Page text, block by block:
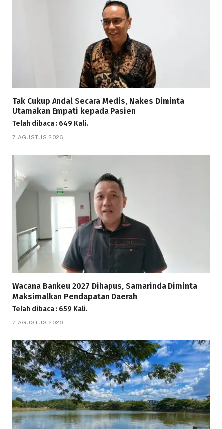
Tak Cukup Andal Secara Medis, Nakes Diminta
Utamakan Empati kepada Pasien
Telah dibaca : 649 Kali.
7 AGUSTUS 2026
Wacana Bankeu 2027 Dihapus, Samarinda Diminta
Maksimalkan Pendapatan Daerah
Telah dibaca : 659 Kali.
7 AGUSTUS 2026